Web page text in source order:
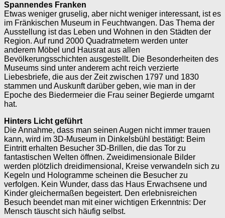
Spannendes Franken
Etwas weniger gruselig, aber nicht weniger interessant, ist es
im Fränkischen Museum in Feuchtwangen. Das Thema der
Aus­stellung ist das Leben und Wohnen in den Städten der
Region. Auf rund 2000 Quadratmetern werden unter
anderem Möbel und Hausrat aus allen
Bevölkerungsschichten ausgestellt. Die Besonderheiten des
Museums sind unter anderem acht reich verzierte
Liebesbriefe, die aus der Zeit zwischen 1797 und 1830
stammen und Auskunft darüber geben, wie man in der
Epoche des Biedermeier die Frau seiner Begierde umgarnt
hat.
Hinters Licht geführt
Die Annahme, dass man seinen Augen nicht immer trauen
kann, wird im 3D-Museum in Dinkelsbühl bestätigt: Beim
Eintritt erhalten Besucher 3D-Brillen, die das Tor zu
fantastischen Welten öff­nen. Zweidimensionale Bilder
werden plötzlich dreidimensional, Kreise verwandeln sich zu
Kegeln und Hologramme scheinen die Besucher zu
verfolgen. Kein Wunder, dass das Haus Erwachsene und
Kinder gleichermaßen begeistert. Den erlebnisreichen
Besuch beendet man mit einer wichtigen Erkenntnis: Der
Mensch täuscht sich häufig selbst.